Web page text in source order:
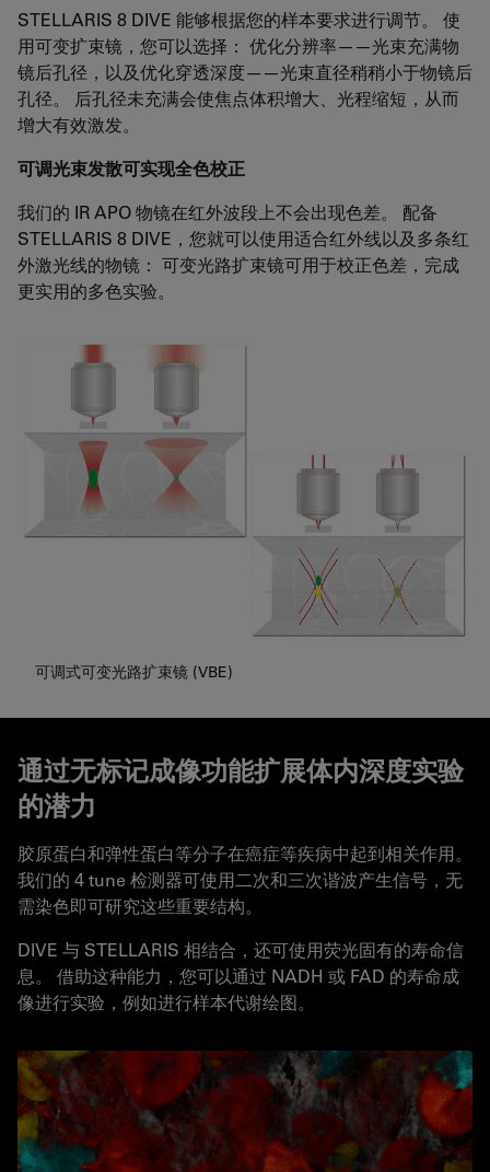
STELLARIS 8 DIVE 能够根据您的样本要求进行调节。 使
用可变扩束镜，您可以选择： 优化分辨率——光束充满物
镜后孔径，以及优化穿透深度——光束直径稍稍小于物镜后
孔径。 后孔径未充满会使焦点体积增大、光程缩短，从而
增大有效激发。
可调光束发散可实现全色校正
我们的 IR APO 物镜在红外波段上不会出现色差。 配备
STELLARIS 8 DIVE，您就可以使用适合红外线以及多条红
外激光线的物镜： 可变光路扩束镜可用于校正色差，完成
更实用的多色实验。
可调式可变光路扩束镜 (VBE)
通过无标记成像功能扩展体内深度实验
的潜力
胶原蛋白和弹性蛋白等分子在癌症等疾病中起到相关作用。
我们的 4 tune 检测器可使用二次和三次谐波产生信号，无
需染色即可研究这些重要结构。
DIVE 与 STELLARIS 相结合，还可使用荧光固有的寿命信
息。 借助这种能力，您可以通过 NADH 或 FAD 的寿命成
像进行实验，例如进行样本代谢绘图。